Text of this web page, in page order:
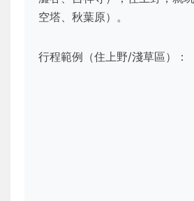
空塔、秋葉原）。
行程範例（住上野/淺草區）：